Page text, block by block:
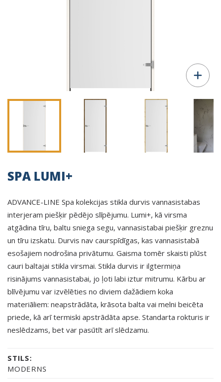
SPA LUMI+
ADVANCE-LINE Spa kolekcijas stikla durvis vannasistabas
interjeram piešķir pēdējo slīpējumu. Lumi+, kā virsma
atgādina tīru, baltu sniega segu, vannasistabai piešķir greznu
un tīru izskatu. Durvis nav caurspīdīgas, kas vannasistabā
esošajiem nodrošina privātumu. Gaisma tomēr skaisti plūst
cauri baltajai stikla virsmai. Stikla durvis ir ilgtermiņa
risinājums vannasistabai, jo ļoti labi iztur mitrumu. Kārbu ar
blīvējumu var izvēlēties no diviem dažādiem koka
materiāliem: neapstrādāta, krāsota balta vai melni beicēta
priede, kā arī termiski apstrādāta apse. Standarta rokturis ir
neslēdzams, bet var pasūtīt arī slēdzamu.
STILS:
MODERNS